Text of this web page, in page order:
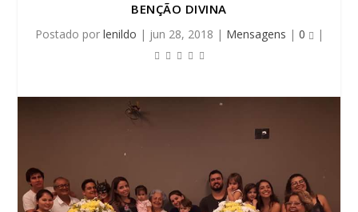
BENÇÃO DIVINA
Postado por lenildo | jun 28, 2018 | Mensagens | 0 |